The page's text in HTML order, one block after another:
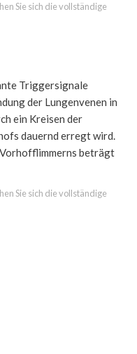
Sie sich die vollständige
Triggersignale
der Lungenvenen in
ein Kreisen der
dauernd erregt wird.
beträgt
Sie sich die vollständige